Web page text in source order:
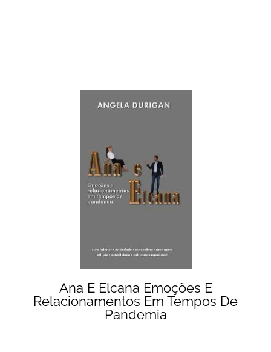
Ana E Elcana Emoções E
Relacionamentos Em Tempos De
Pandemia